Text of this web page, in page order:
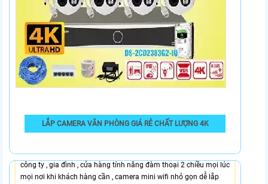
LẮP CAMERA VĂN PHÒNG GIÁ RẺ CHẤT LƯỢNG 4K
7,900,000 VNĐ
HIKVISION 2.0MP IP WIFI mini chuyên dùng cho văn phòng ,
công ty , gia đình , cửa hàng tính năng đàm thoại 2 chiều mọi lúc
mọi nơi khi khách hàng cần , camera mini wifi nhỏ gọn dễ lắp